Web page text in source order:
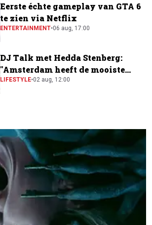
Eerste échte gameplay van GTA 6
te zien via Netflix
ENTERTAINMENT•06 aug, 17:00
DJ Talk met Hedda Stenberg:
"Amsterdam heeft de mooiste
festivalscene van Europa"
LIFESTYLE•02 aug, 12:00